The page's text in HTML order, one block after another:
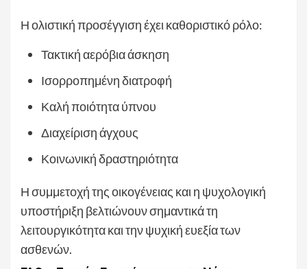
Η ολιστική προσέγγιση έχει καθοριστικό ρόλο:
Τακτική αερόβια άσκηση
Ισορροπημένη διατροφή
Καλή ποιότητα ύπνου
Διαχείριση άγχους
Κοινωνική δραστηριότητα
Η συμμετοχή της οικογένειας και η ψυχολογική
υποστήριξη βελτιώνουν σημαντικά τη
λειτουργικότητα και την ψυχική ευεξία των
ασθενών.